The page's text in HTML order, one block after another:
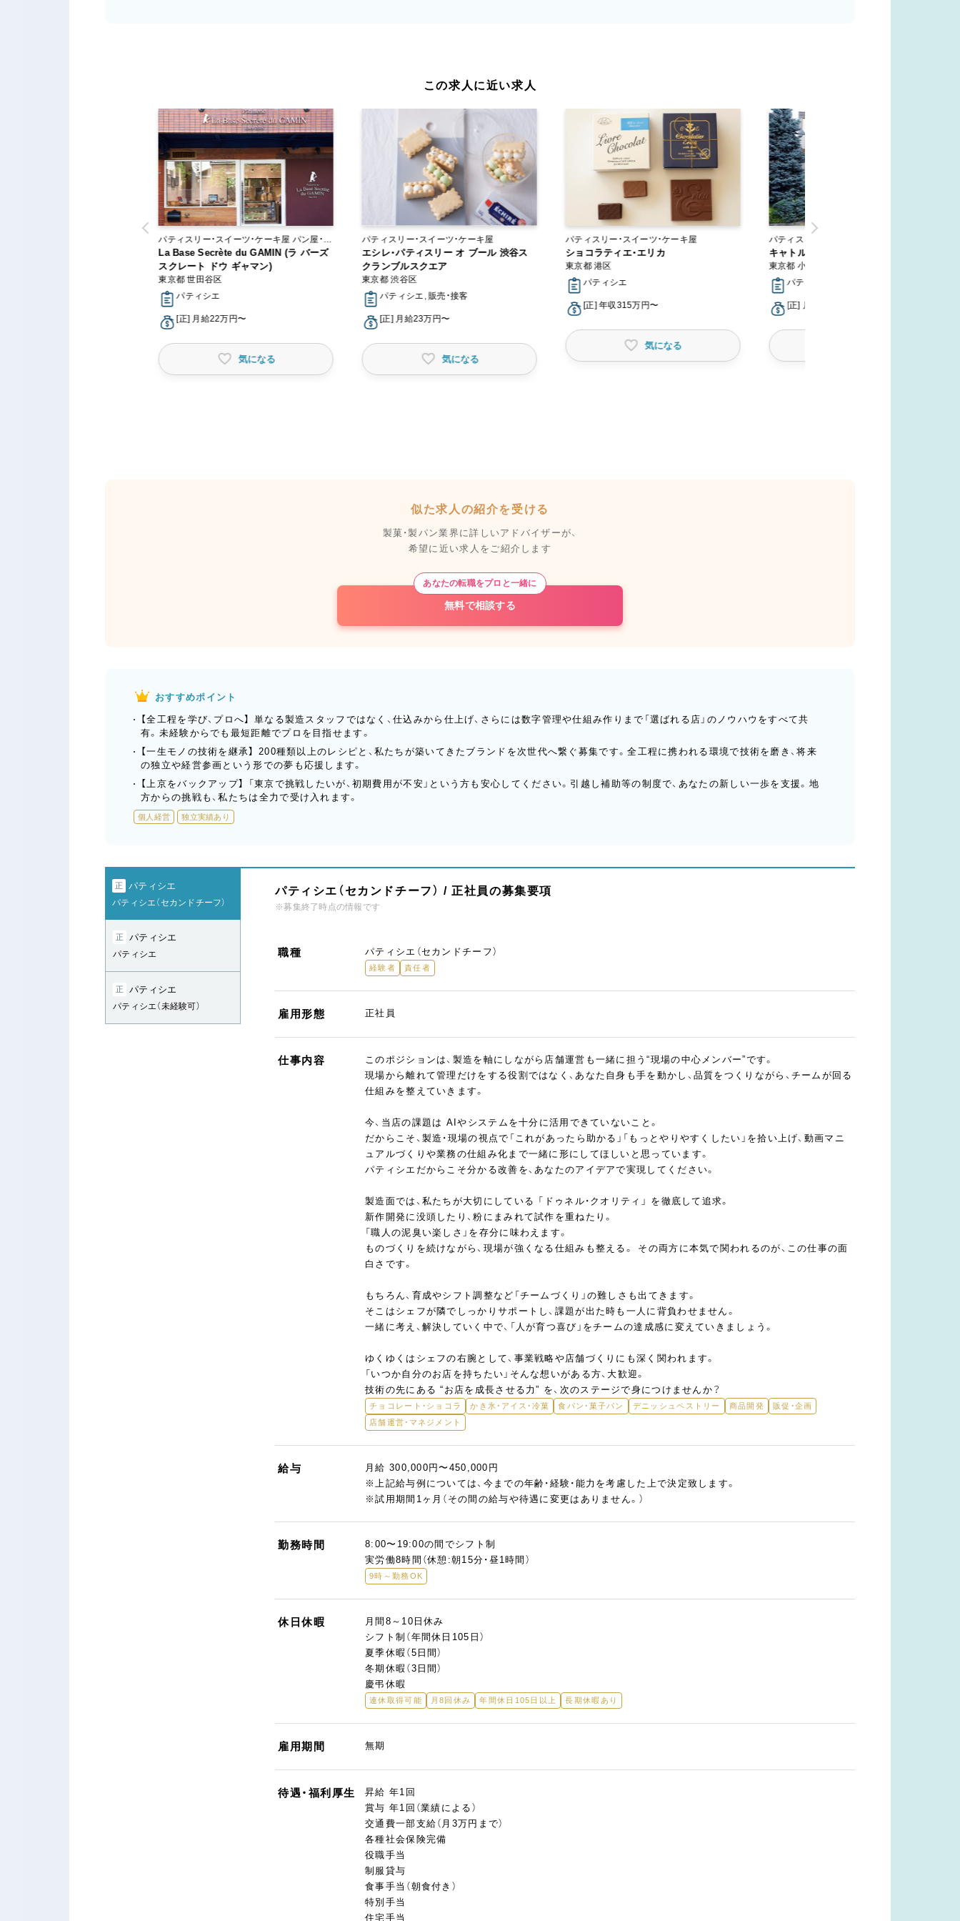
この求人に近い求人
パティスリー・スイーツ・ケーキ屋 パン屋・ベ
ーカリー
La Base Secrète du GAMIN (ラ バーズ
スクレート ドウ ギャマン)
東京都 世田谷区
パティシエ
[正] 月給22万円〜
気になる
パティスリー・スイーツ・ケーキ屋
エシレ・パティスリー オ ブール 渋谷ス
クランブルスクエア
東京都 渋谷区
パティシエ, 販売・接客
[正] 月給23万円〜
気になる
パティスリー・スイーツ・ケーキ屋
ショコラティエ・エリカ
東京都 港区
パティシエ
[正] 年収315万円〜
気になる
パティスリー・スイーツ・ケーキ屋
キャトルキャール 小平店
東京都 小平市
パティシエ
[正] 月給22万円〜
似た求人の紹介を受ける
製菓・製パン業界に詳しいアドバイザーが、
希望に近い求人をご紹介します
あなたの転職をプロと一緒に
無料で相談する
おすすめポイント
【全工程を学び、プロへ】 単なる製造スタッフではなく、仕込みから仕上げ、さらには数字管理や仕組み作りまで「選ばれる店」のノウハウをすべて共
有。未経験からでも最短距離でプロを目指せます。
【一生モノの技術を継承】 200種類以上のレシピと、私たちが築いてきたブランドを次世代へ繋ぐ募集です。全工程に携われる環境で技術を磨き、将来
の独立や経営参画という形での夢も応援します。
【上京をバックアップ】 「東京で挑戦したいが、初期費用が不安」という方も安心してください。引越し補助等の制度で、あなたの新しい一歩を支援。地
方からの挑戦も、私たちは全力で受け入れます。
個人経営 独立実績あり
正 パティシエ
パティシエ（セカンドチーフ）
正 パティシエ
パティシエ
正 パティシエ
パティシエ（未経験可）
パティシエ（セカンドチーフ） / 正社員の募集要項
※募集終了時点の情報です
職種 パティシエ（セカンドチーフ）
経験者 責任者
雇用形態 正社員
仕事内容
このポジションは、製造を軸にしながら店舗運営も一緒に担う“現場の中心メンバー”です。
現場から離れて管理だけをする役割ではなく、あなた自身も手を動かし、品質をつくりながら、チームが回る
仕組みを整えていきます。
今、当店の課題は AIやシステムを十分に活用できていないこと。
だからこそ、製造・現場の視点で「これがあったら助かる」「もっとやりやすくしたい」を拾い上げ、動画マニ
ュアルづくりや業務の仕組み化まで一緒に形にしてほしいと思っています。
パティシエだからこそ分かる改善を、あなたのアイデアで実現してください。
製造面では、私たちが大切にしている 「ドゥネル・クオリティ」 を徹底して追求。
新作開発に没頭したり、粉にまみれて試作を重ねたり。
「職人の泥臭い楽しさ」を存分に味わえます。
ものづくりを続けながら、現場が強くなる仕組みも整える。 その両方に本気で関われるのが、この仕事の面
白さです。
もちろん、育成やシフト調整など「チームづくり」の難しさも出てきます。
そこはシェフが隣でしっかりサポートし、課題が出た時も一人に背負わせません。
一緒に考え、解決していく中で、「人が育つ喜び」をチームの達成感に変えていきましょう。
ゆくゆくはシェフの右腕として、事業戦略や店舗づくりにも深く関われます。
「いつか自分のお店を持ちたい」そんな想いがある方、大歓迎。
技術の先にある “お店を成長させる力” を、次のステージで身につけませんか？
チョコレート・ショコラ かき氷・アイス・冷菓 食パン・菓子パン デニッシュペストリー 商品開発
販促・企画
店舗運営・マネジメント
給与
月給 300,000円〜450,000円
※上記給与例については、今までの年齢・経験・能力を考慮した上で決定致します。
※試用期間1ヶ月（その間の給与や待遇に変更はありません。）
勤務時間
8:00〜19:00の間でシフト制
実労働8時間（休憩:朝15分・昼1時間）
9時～勤務OK
休日休暇
月間8～10日休み
シフト制（年間休日105日）
夏季休暇（5日間）
冬期休暇（3日間）
慶弔休暇
連休取得可能 月8回休み 年間休日105日以上 長期休暇あり
雇用期間 無期
待遇・福利厚生
昇給 年1回
賞与 年1回（業績による）
交通費一部支給（月3万円まで）
各種社会保険完備
役職手当
制服貸与
食事手当（朝食付き）
特別手当
住宅手当